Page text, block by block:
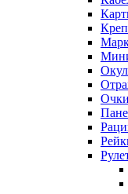
Очки